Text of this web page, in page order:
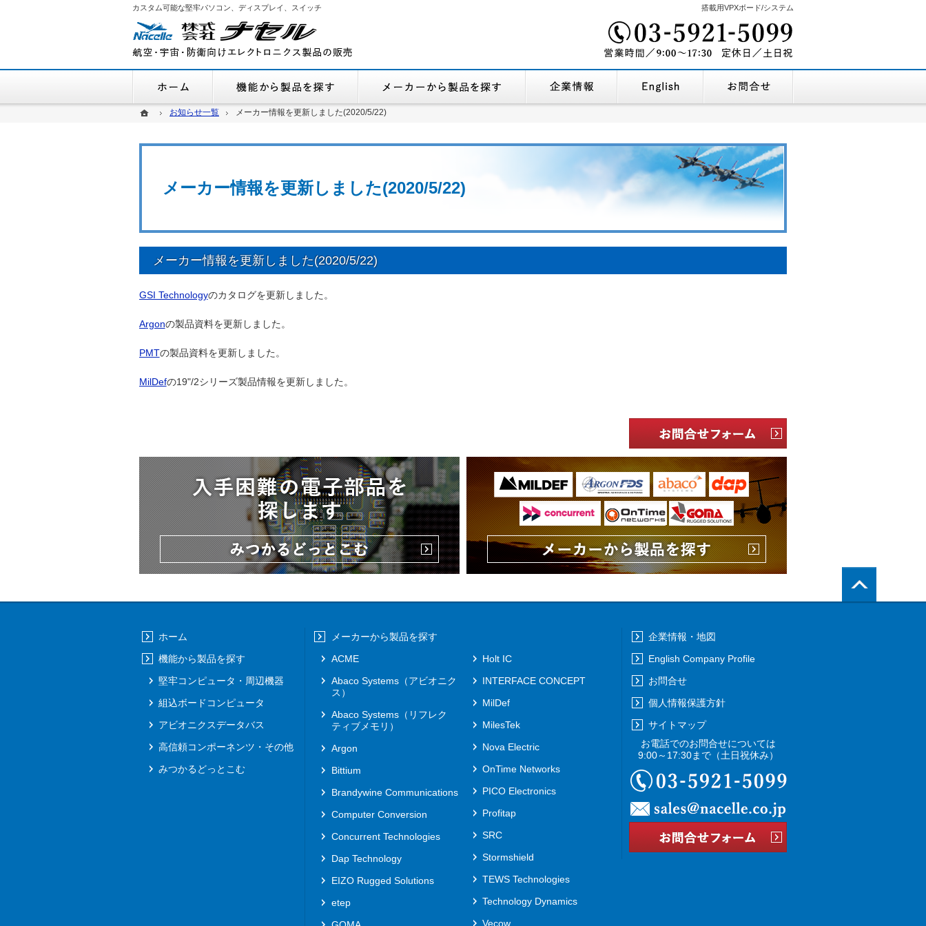
ホームお知らせ一覧 メーカー情報を更新しました(2020/5/22)
メーカー情報を更新しました(2020/5/22)
搭載用VPXボード/システム
カスタム可能な堅牢パソコン、ディスプレイ、スイッチ
メーカー情報を更新しました(2020/5/22)
GSI Technologyのカタログを更新しました。
Argonの製品資料を更新しました。
PMTの製品資料を更新しました。
MilDefの19"/2シリーズ製品情報を更新しました。
ホームお知らせ一覧 メーカー情報を更新しました(2020/5/22)
ホーム
機能から製品を探す
堅牢コンピュータ・周辺機器
組込ボードコンピュータ
アビオニクスデータバス
高信頼コンポーネンツ・その他
みつかるどっとこむ
メーカーから製品を探す
ACME
Abaco Systems（アビオニク
ス）
Abaco Systems（リフレク
ティブメモリ）
Argon
Bittium
Brandywine Communications
Computer Conversion
Concurrent Technologies
Dap Technology
EIZO Rugged Solutions
etep
Holt IC
INTERFACE CONCEPT
MilDef
MilesTek
Nova Electric
OnTime Networks
PICO Electronics
Profitap
SRC
Stormshield
TEWS Technologies
Technology Dynamics
Vecow
企業情報・地図
English Company Profile
お問合せ
個人情報保護方針
サイトマップ
お電話でのお問合せについては
9:00～17:30まで（土日祝休み）